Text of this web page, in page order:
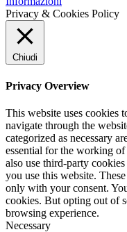
Privacy & Cookies Policy
Chiudi
Privacy Overview
This website uses cookies
navigate through the
categorized as necessary
essential for the working
also use third-party
you use this website.
only with your consent.
cookies. But opting out of
browsing experience.
Necessary